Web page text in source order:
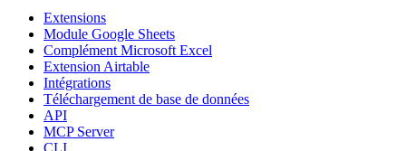
Extensions
Module Google Sheets
Complément Microsoft Excel
Extension Airtable
Intégrations
Téléchargement de base de données
API
MCP Server
CLI